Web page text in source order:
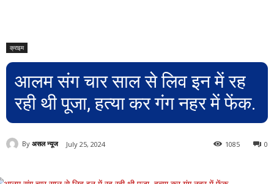
क्राइम
आलम संग चार साल से लिव इन में रह
रही थी पूजा, हत्या कर गंग नहर में फेंक.
By असल न्यूज July 25, 2024 0
1085